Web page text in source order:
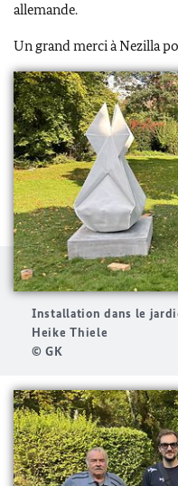
allemande.
Un grand merci à Nezilla
Installation dans le
Heike Thiele
© GK